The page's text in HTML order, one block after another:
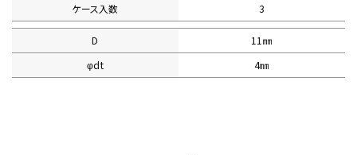
ケース入数
3
D
11㎜
φdt
4㎜